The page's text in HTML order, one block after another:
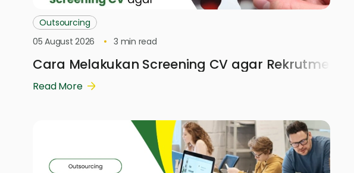
Outsourcing
05 August 2026
3 min read
Cara Melakukan Screening CV agar Rekrutmen
Read More